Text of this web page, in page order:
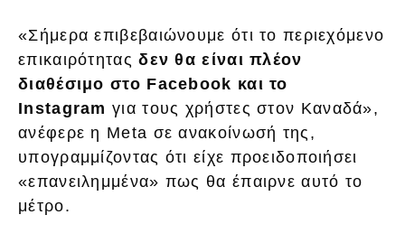
«Σήμερα επιβεβαιώνουμε ότι το περιεχόμενο
επικαιρότηταςδεν θα είναι πλέον
διαθέσιμο στο Facebook και το
Instagram για τους χρήστες στoν Καναδά»,
ανέφερε η Meta σε ανακοίνωσή της,
υπογραμμίζοντας ότι είχε προειδοποιήσει
«επανειλημμένα» πως θα έπαιρνε αυτό το
μέτρο.